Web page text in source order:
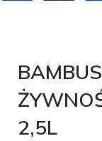
2,5L